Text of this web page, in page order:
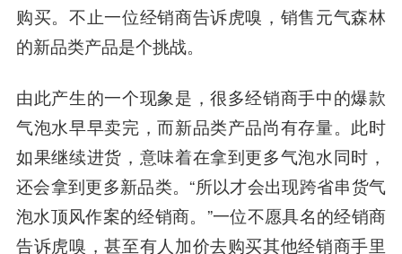
购买。不止一位经销商告诉虎嗅，销售元气森林
的新品类产品是个挑战。
由此产生的一个现象是，很多经销商手中的爆款
气泡水早早卖完，而新品类产品尚有存量。此时
如果继续进货，意味着在拿到更多气泡水同时，
还会拿到更多新品类。“所以才会出现跨省串货气
泡水顶风作案的经销商。”一位不愿具名的经销商
告诉虎嗅，甚至有人加价去购买其他经销商手里